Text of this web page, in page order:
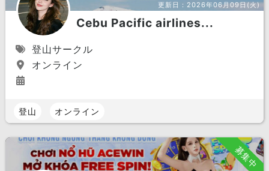
更新日： 2026年06月09日(火)
Cebu Pacific airlines...
登山サークル
オンライン
登山 オンライン
募集中